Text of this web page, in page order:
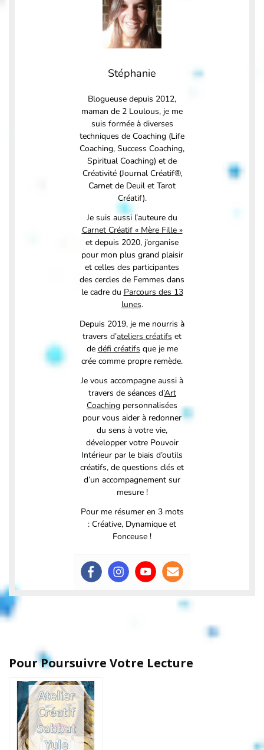
Stéphanie
Blogueuse depuis 2012,
maman de 2 Loulous, je me
suis formée à diverses
techniques de Coaching (Life
Coaching, Success Coaching,
Spiritual Coaching) et de
Créativité (Journal Créatif®,
Carnet de Deuil et Tarot
Créatif).
Je suis aussi l’auteure du
Carnet Créatif « Mère Fille »
et depuis 2020, j’organise
pour mon plus grand plaisir
et celles des participantes
des cercles de Femmes dans
le cadre du Parcours des 13
lunes.
Depuis 2019, je me nourris à
travers d’ateliers créatifs et
de défi créatifs que je me
crée comme propre remède.
Je vous accompagne aussi à
travers de séances d’Art
Coaching personnalisées
pour vous aider à redonner
du sens à votre vie,
développer votre Pouvoir
Intérieur par le biais d’outils
créatifs, de questions clés et
d’un accompagnement sur
mesure !
Pour me résumer en 3 mots
: Créative, Dynamique et
Fonceuse !
Pour Poursuivre Votre Lecture